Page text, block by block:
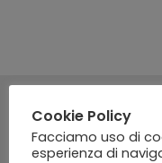
Cookie Policy
Facciamo uso di
esperienza di